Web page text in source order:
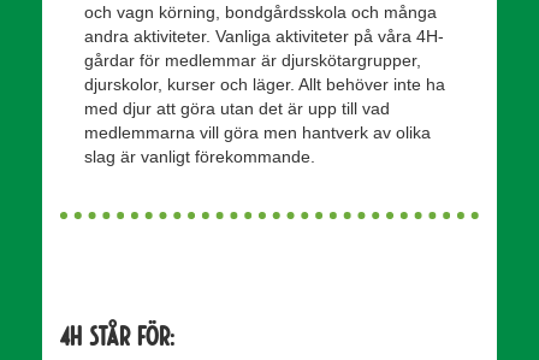
och vagn körning, bondgårdsskola och många
andra aktiviteter. Vanliga aktiviteter på våra 4H-
gårdar för medlemmar är djurskötargrupper,
djurskolor, kurser och läger. Allt behöver inte ha
med djur att göra utan det är upp till vad
medlemmarna vill göra men hantverk av olika
slag är vanligt förekommande.
4H står för: